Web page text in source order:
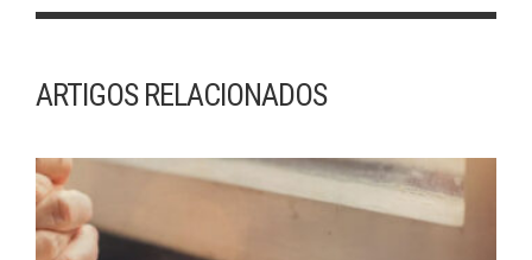
ARTIGOS RELACIONADOS